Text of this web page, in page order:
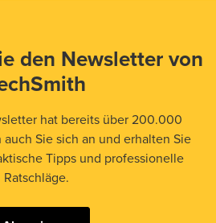
den Newsletter von
hat bereits über 200.000
Sie sich an und erhalten Sie
Tipps und professionelle
Ratschläge.